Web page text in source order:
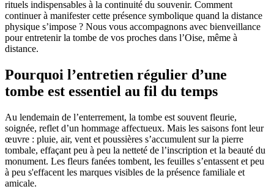
rituels indispensables à la continuité du souvenir. Comment
continuer à manifester cette présence symbolique quand la distance
physique s’impose ? Nous vous accompagnons avec bienveillance
pour entretenir la tombe de vos proches dans l’Oise, même à
distance.
Pourquoi l’entretien régulier d’une
tombe est essentiel au fil du temps
Au lendemain de l’enterrement, la tombe est souvent fleurie,
soignée, reflet d’un hommage affectueux. Mais les saisons font leur
œuvre : pluie, air, vent et poussières s’accumulent sur la pierre
tombale, effaçant peu à peu la netteté de l’inscription et la beauté du
monument. Les fleurs fanées tombent, les feuilles s’entassent et peu
à peu s'effacent les marques visibles de la présence familiale et
amicale.